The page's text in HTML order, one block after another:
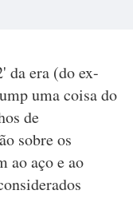
da era (do ex-
uma coisa do
de
sobre os
ao aço e ao